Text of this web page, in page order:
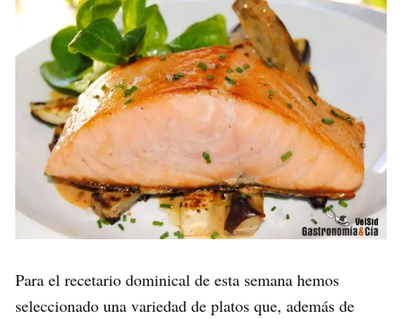
Para el recetario dominical de esta semana hemos
seleccionado una variedad de platos que, además de